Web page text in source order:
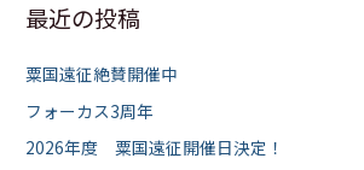
:最近の投稿
粟国遠征絶賛開催中
フォーカス3周年
2026年度 粟国遠征開催日決定！